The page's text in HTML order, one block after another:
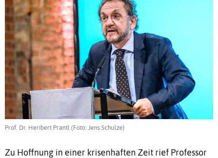
Prof. Dr. Heribert Prantl (Foto: Jens Schulze)
Zu Hoffnung in einer krisenhaften Zeit rief Professor